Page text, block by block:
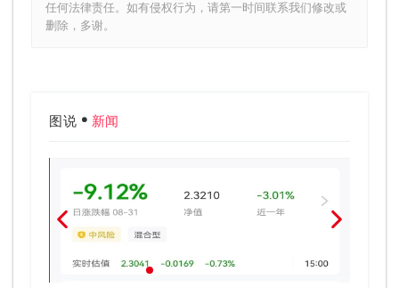
任何法律责任。如有侵权行为，请第一时间联系我们修改或
删除，多谢。
图说 新闻